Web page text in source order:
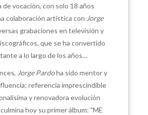
vocación, con solo 18 años
colaboración artística con Jorge
grabaciones en televisión y
que se ha convertido
a lo largo de los años…
Jorge Pardoha sido mentor y
referencia imprescindible
y renovadora evolución
hoy su primer álbum: "ME